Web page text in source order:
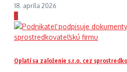
18. apríla 2026
2
Oplatí sa založenie s.r.o. cez